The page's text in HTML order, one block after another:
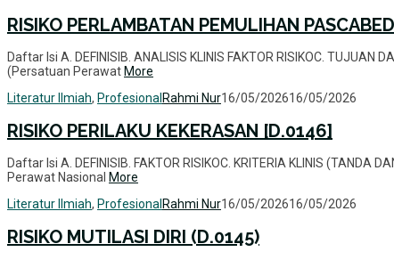
RISIKO PERLAMBATAN PEMULIHAN
Daftar Isi A. DEFINISIB. ANALISIS KLINIS FAKTOR RISIKOC. TUJUAN
(Persatuan Perawat More
Literatur Ilmiah, Profesional Rahmi Nur16/05/202616/05/2026
RISIKO PERILAKU KEKERASAN [D.0146]
Daftar Isi A. DEFINISIB. FAKTOR RISIKOC. KRITERIA KLINIS (TANDA
Perawat Nasional More
Literatur Ilmiah, Profesional Rahmi Nur16/05/202616/05/2026
RISIKO MUTILASI DIRI (D.0145)